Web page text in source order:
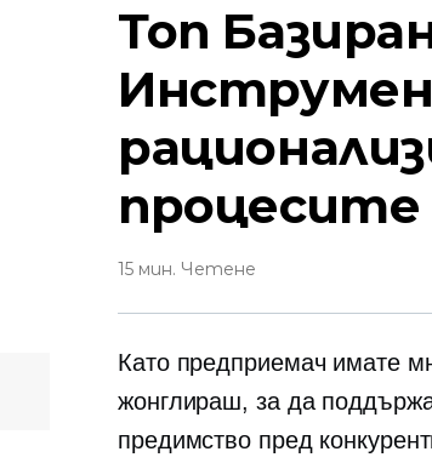
Топ
процесите
15 мин. Четене
Като предприемач имате
жонглираш, за да
предимство пред